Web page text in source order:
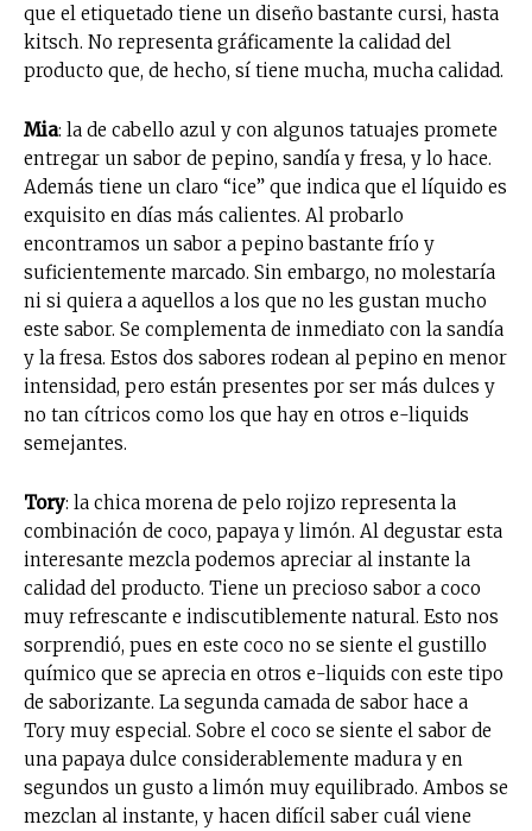
que el etiquetado tiene un diseño bastante cursi, hasta
kitsch. No representa gráficamente la calidad del
producto que, de hecho, sí tiene mucha, mucha calidad.
Mia: la de cabello azul y con algunos tatuajes promete
entregar un sabor de pepino, sandía y fresa, y lo hace.
Además tiene un claro “ice” que indica que el líquido es
exquisito en días más calientes. Al probarlo
encontramos un sabor a pepino bastante frío y
suficientemente marcado. Sin embargo, no molestaría
ni si quiera a aquellos a los que no les gustan mucho
este sabor. Se complementa de inmediato con la sandía
y la fresa. Estos dos sabores rodean al pepino en menor
intensidad, pero están presentes por ser más dulces y
no tan cítricos como los que hay en otros e-liquids
semejantes.
Tory: la chica morena de pelo rojizo representa la
combinación de coco, papaya y limón. Al degustar esta
interesante mezcla podemos apreciar al instante la
calidad del producto. Tiene un precioso sabor a coco
muy refrescante e indiscutiblemente natural. Esto nos
sorprendió, pues en este coco no se siente el gustillo
químico que se aprecia en otros e-liquids con este tipo
de saborizante. La segunda camada de sabor hace a
Tory muy especial. Sobre el coco se siente el sabor de
una papaya dulce considerablemente madura y en
segundos un gusto a limón muy equilibrado. Ambos se
mezclan al instante, y hacen difícil saber cuál viene